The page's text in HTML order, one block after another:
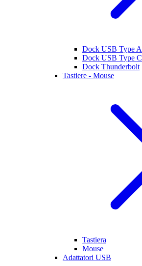
Dock USB Type A
Dock USB Type C
Dock Thunderbolt
Tastiere - Mouse
Tastiera
Mouse
Adattatori USB